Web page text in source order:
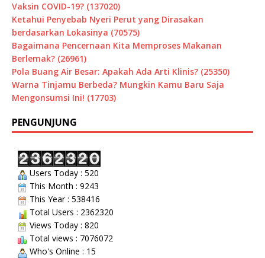
Vaksin COVID-19? (137020)
Ketahui Penyebab Nyeri Perut yang Dirasakan
berdasarkan Lokasinya (70575)
Bagaimana Pencernaan Kita Memproses Makanan
Berlemak? (26961)
Pola Buang Air Besar: Apakah Ada Arti Klinis? (25350)
Warna Tinjamu Berbeda? Mungkin Kamu Baru Saja
Mengonsumsi Ini! (17703)
PENGUNJUNG
Users Today : 520
This Month : 9243
This Year : 538416
Total Users : 2362320
Views Today : 820
Total views : 7076072
Who's Online : 15